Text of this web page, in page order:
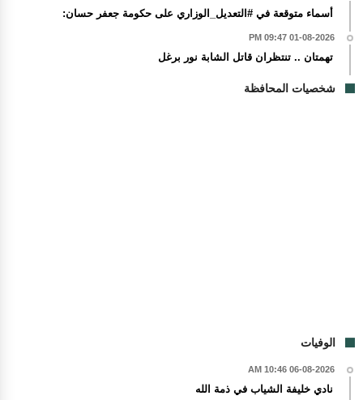
أسماء متوقعة في #التعديل_الوزاري على حكومة جعفر حسان:
01-08-2026 09:47 PM
تهمتان .. تنتظران قاتل الشابة نور برغل
شخصيات المحافظة
الوفيات
06-08-2026 10:46 AM
نادي خليفة الشياب في ذمة الله